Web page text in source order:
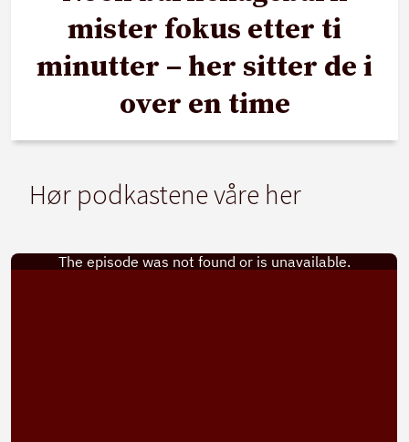
mister fokus etter ti
minutter – her sitter de i
over en time
Hør podkastene våre her